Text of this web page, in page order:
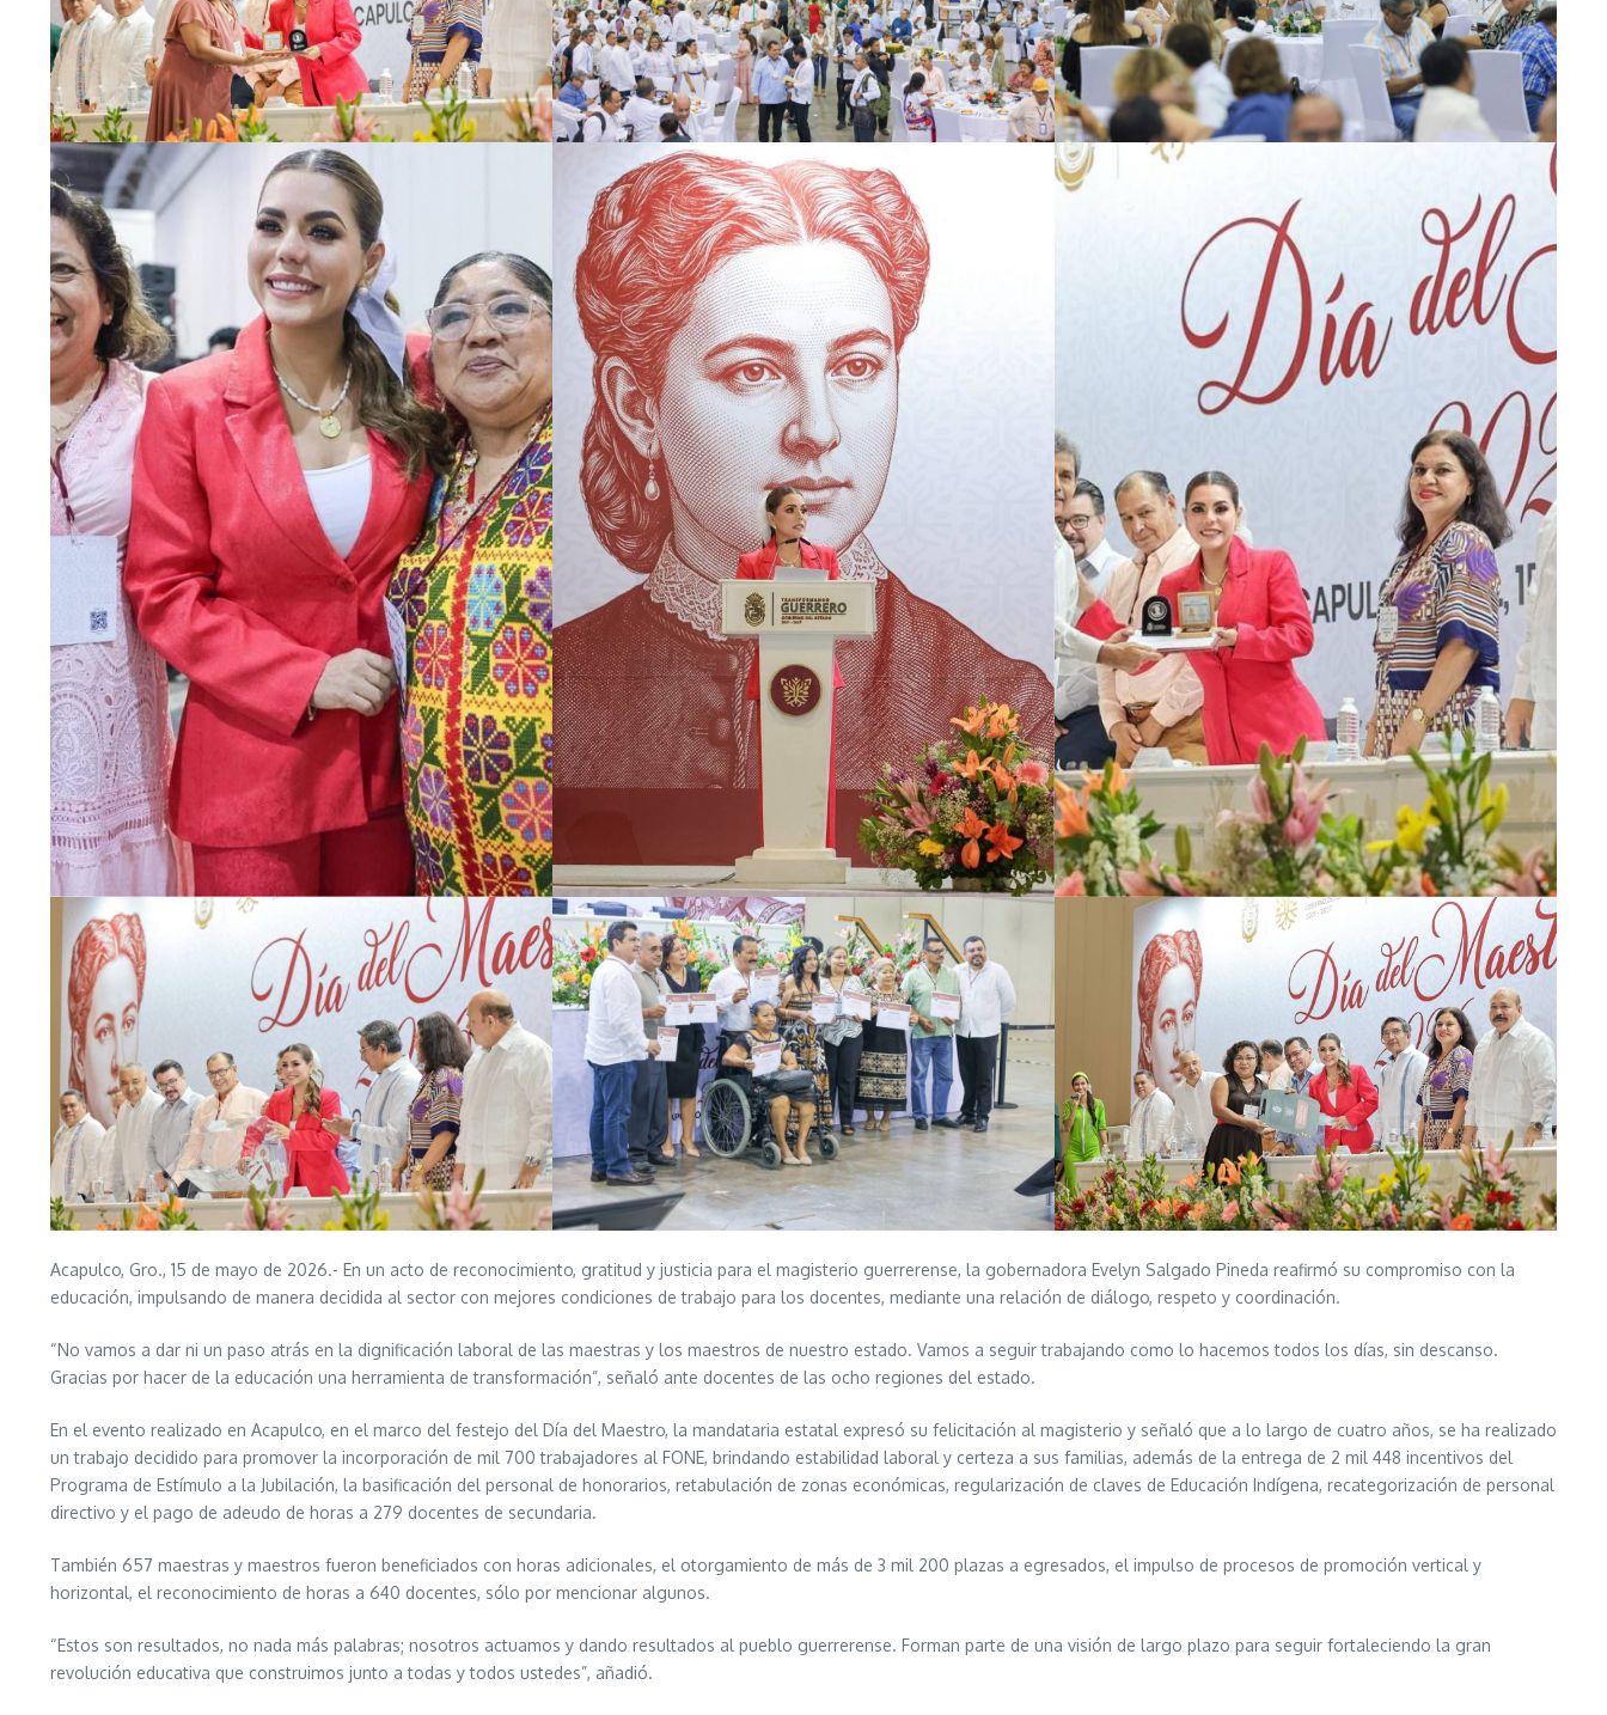
Acapulco, Gro., 15 de mayo de 2026.- En un acto de reconocimiento, gratitud y justicia para el magisterio guerrerense, la gobernadora Evelyn Salgado Pineda reafirmó su compromiso con la
educación, impulsando de manera decidida al sector con mejores condiciones de trabajo para los docentes, mediante una relación de diálogo, respeto y coordinación.
“No vamos a dar ni un paso atrás en la dignificación laboral de las maestras y los maestros de nuestro estado. Vamos a seguir trabajando como lo hacemos todos los días, sin descanso.
Gracias por hacer de la educación una herramienta de transformación”, señaló ante docentes de las ocho regiones del estado.
En el evento realizado en Acapulco, en el marco del festejo del Día del Maestro, la mandataria estatal expresó su felicitación al magisterio y señaló que a lo largo de cuatro años, se ha realizado
un trabajo decidido para promover la incorporación de mil 700 trabajadores al FONE, brindando estabilidad laboral y certeza a sus familias, además de la entrega de 2 mil 448 incentivos del
Programa de Estímulo a la Jubilación, la basificación del personal de honorarios, retabulación de zonas económicas, regularización de claves de Educación Indígena, recategorización de personal
directivo y el pago de adeudo de horas a 279 docentes de secundaria.
También 657 maestras y maestros fueron beneficiados con horas adicionales, el otorgamiento de más de 3 mil 200 plazas a egresados, el impulso de procesos de promoción vertical y
horizontal, el reconocimiento de horas a 640 docentes, sólo por mencionar algunos.
“Estos son resultados, no nada más palabras; nosotros actuamos y dando resultados al pueblo guerrerense. Forman parte de una visión de largo plazo para seguir fortaleciendo la gran
revolución educativa que construimos junto a todas y todos ustedes”, añadió.